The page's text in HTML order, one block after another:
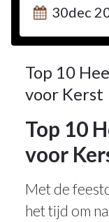
30dec
Top 10
voor Kerst
Top 10
voor
Met de
het tijd om